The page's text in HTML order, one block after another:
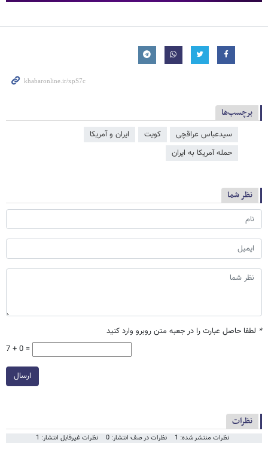
برچسب‌ها
سیدعباس عراقچی کویت
ایران و آمریکا
حمله آمریکا به ایران
نظر شما
* لطفا حاصل عبارت را در جعبه متن روبرو وارد کنید
7 + 0 =
ارسال
نظرات
نظرات منتشر شده: 1 نظرات در صف انتشار: 0 نظرات غیرقابل انتشار: 1